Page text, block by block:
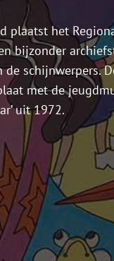
plaatst het
bijzonder
schijnwerpers.
met de
uit 1972.